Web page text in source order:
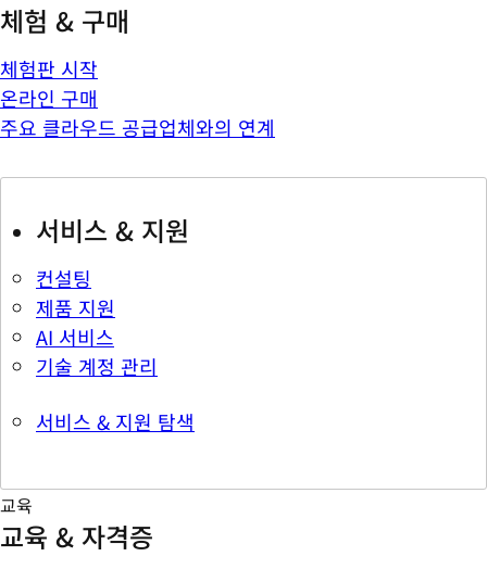
체험 & 구매
체험판 시작
온라인 구매
주요 클라우드 공급업체와의 연계
서비스 & 지원
컨설팅
제품 지원
AI 서비스
기술 계정 관리
서비스 & 지원 탐색
교육
교육 & 자격증